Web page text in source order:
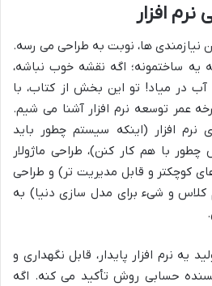
افزار
ها، نوبت به طراحی می رسه.
یه ساختمونه؛ اگه نقشه خوب نباشه،
در میاد! تو این بخش از کتاب، با
عمر توسعه نرم افزار آشنا می شیم.
افزار (اینکه سیستم چطور باید
با هم کار کنن)، طراحی ماژولار
و قابل مدیریت تر) و طراحی
کلاس و شیء برای مدل سازی دنیا) به
نرم افزار پایدار، قابل نگهداری و
حسابی روش تأکید می کنه. اگه